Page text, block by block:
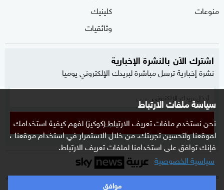
سياسة ملفات الارتباط
نحن نستخدم ملفات تعريف الارتباط (كوكيز) لفهم كيفية استخدامك
لموقعنا ولتحسين تجربتك. من خلال الاستمرار في استخدام موقعنا ،
فإنك توافق على استخدامنا لملفات تعريف الارتباط.
سياسية الخصوصية
موافق
منوعات
كلينيك
وثائقيات
اشترك الآن بالنشرة الإخبارية
نشرة إخبارية ترسل مباشرة لبريدك الإلكتروني يوميا
إشترك
كافة العلامات التجارية الخاصة بـ SKY وكل ما تتضمنه من حقوق الملكية الفكرية هي ملك لشركة Sky Limited ولا تستخدم إلا بتصريح مسبق